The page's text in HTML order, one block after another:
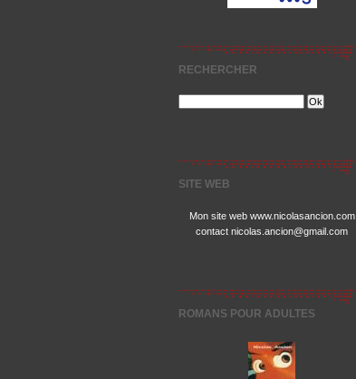
RECHERCHER
SITE WEB
Mon site web www.nicolasancion.com
contact nicolas.ancion@gmail.com
ROMANS POUR ADULTES